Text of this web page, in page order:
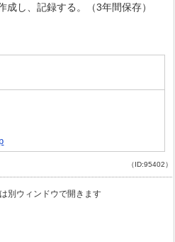
し、記録する。（3年間保存）
（ID:95402）
別ウィンドウで開きます